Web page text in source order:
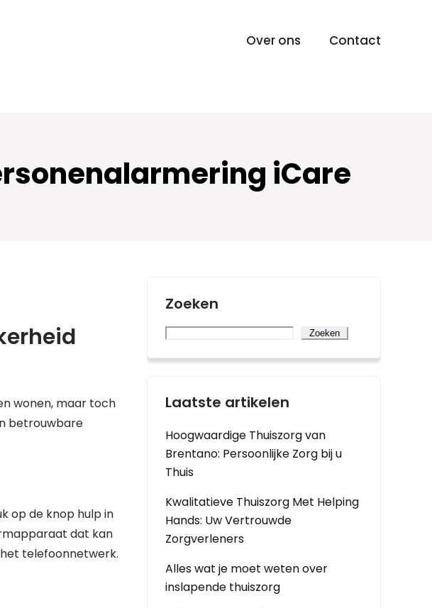
Over ons Contact
iCare
wonen, maar toch
betrouwbare
op de knop hulp in
dat kan
telefoonnetwerk.
Zoeken
Zoeken
Laatste artikelen
Hoogwaardige Thuiszorg van
Brentano: Persoonlijke Zorg bij u
Thuis
Kwalitatieve Thuiszorg Met Helping
Hands: Uw Vertrouwde
Zorgverleners
Alles wat je moet weten over
inslapende thuiszorg